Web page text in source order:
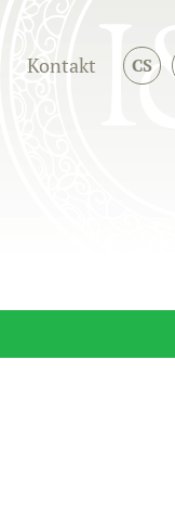
Kontakt CS